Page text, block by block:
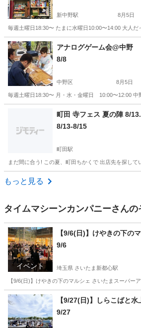
新中野駅 8月5日
毎週土曜日18:30〜 たまに水曜日10:00〜14:00 大人
東京 中野区 新中野駅 地域/お祭り
アナログゲーム会@中野
8/8
中野区 8月5日
毎週土曜日18:30〜 月・水・金曜日 10:00〜12:00 中
地域/お祭り
町田 寺フェス 夏の陣 8/
8/13-8/15
町田駅
まだ間に合う! この夏、町田ちかくで 出店先を探し
東京 町田市
もっと見る
タイムマシーンカンパニーさんの
イベント
【9/6(日)】けやきの下の
9/6
埼玉県 さいたま新都心駅
【9/6(日)】けやきの下のマルシェ さいたまスーパ
埼玉 さいたま市 さいたま新都心駅 地
【9/27(日)】しらこばと
9/27